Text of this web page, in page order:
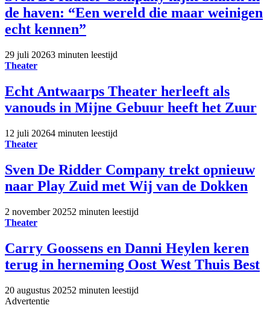
de haven: “Een wereld die maar weinigen
echt kennen”
29 juli 20263 minuten leestijd
Theater
Echt Antwaarps Theater herleeft als
vanouds in Mijne Gebuur heeft het Zuur
12 juli 20264 minuten leestijd
Theater
Sven De Ridder Company trekt opnieuw
naar Play Zuid met Wij van de Dokken
2 november 20252 minuten leestijd
Theater
Carry Goossens en Danni Heylen keren
terug in herneming Oost West Thuis Best
20 augustus 20252 minuten leestijd
Advertentie